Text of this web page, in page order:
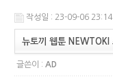
작성일 : 23-09-06 23:14
뉴토끼 웹툰 NEWTOKI
글쓴이 : AD